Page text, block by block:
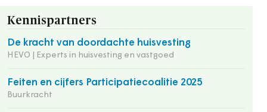
Kennispartners
De kracht van doordachte huisvesting
HEVO | Experts in huisvesting en vastgoed
Feiten en cijfers Participatiecoalitie 2025
Buurkracht